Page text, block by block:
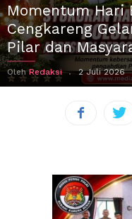
Momentum Hari
Cengkareng
Pilar dan
Oleh Redaksi 2 Juli 2026